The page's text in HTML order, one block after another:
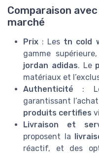
Comparaison
marché
Prix : Les tn cold
gamme
jordan adidas. Le
matériaux et
Authenticité :
garantissant
produits certifies
Livraison et
proposent la
réactif, et des